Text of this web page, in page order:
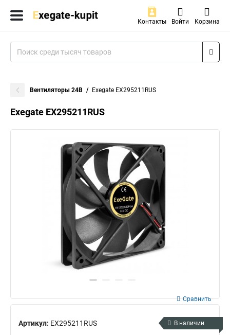
Контакты Войти Корзина
Вентиляторы 24В Exegate EX295211RUS
Exegate EX295211RUS
Артикул: EX295211RUS
Сравнить
В наличии